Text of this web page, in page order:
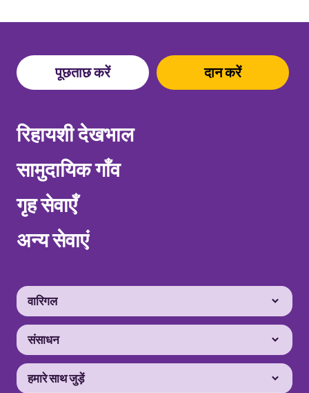
पूछताछ करें दान करें
रिहायशी देखभाल
सामुदायिक गाँव
गृह सेवाएँ
अन्य सेवाएं
वारिगल
संसाधन
हमारे साथ जुड़ें